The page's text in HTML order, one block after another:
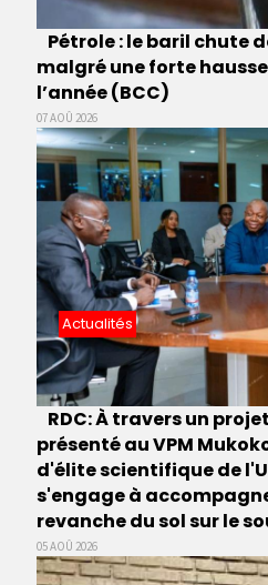
Pétrole : le baril chute
malgré une forte
l’année (BCC)
07 AOÛ 2026
Actualités
RDC: À travers un
présenté au VPM
d'élite scientifique de
s'engage à
revanche du sol sur le
05 AOÛ 2026